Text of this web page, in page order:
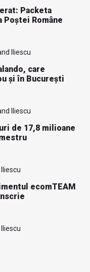
Packeta
Poștei Române
Iliescu
care
și în București
Iliescu
de 17,8 milioane
ecomTEAM